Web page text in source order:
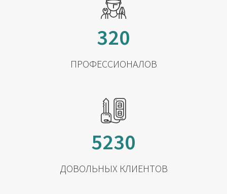
320
ПРОФЕССИОНАЛОВ
5230
ДОВОЛЬНЫХ КЛИЕНТОВ